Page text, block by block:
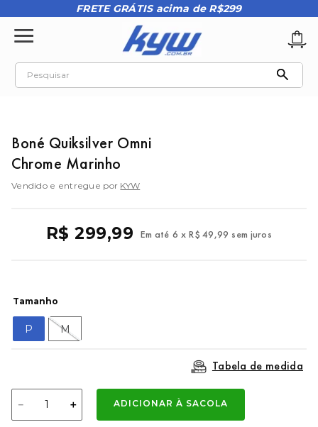
FRETE GRÁTIS acima de R$299
Pesquisar
Boné Quiksilver Omni
Chrome Marinho
Vendido e entregue por KYW
R$ 299,99 Em até 6 x R$ 49,99 sem juros
Tamanho
P M
Tabela de medida
＋
－ ADICIONAR À SACOLA
2º oakley
kenner
8º regata
9º mochila oakley